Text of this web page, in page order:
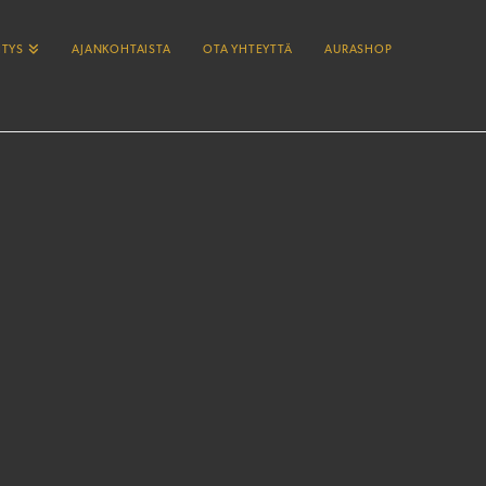
AJANKOHTAISTA OTA YHTEYTTÄ AURASHOP